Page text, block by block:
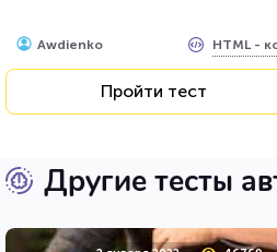
Awdienko HTML -
Пройти тест
Другие тесты